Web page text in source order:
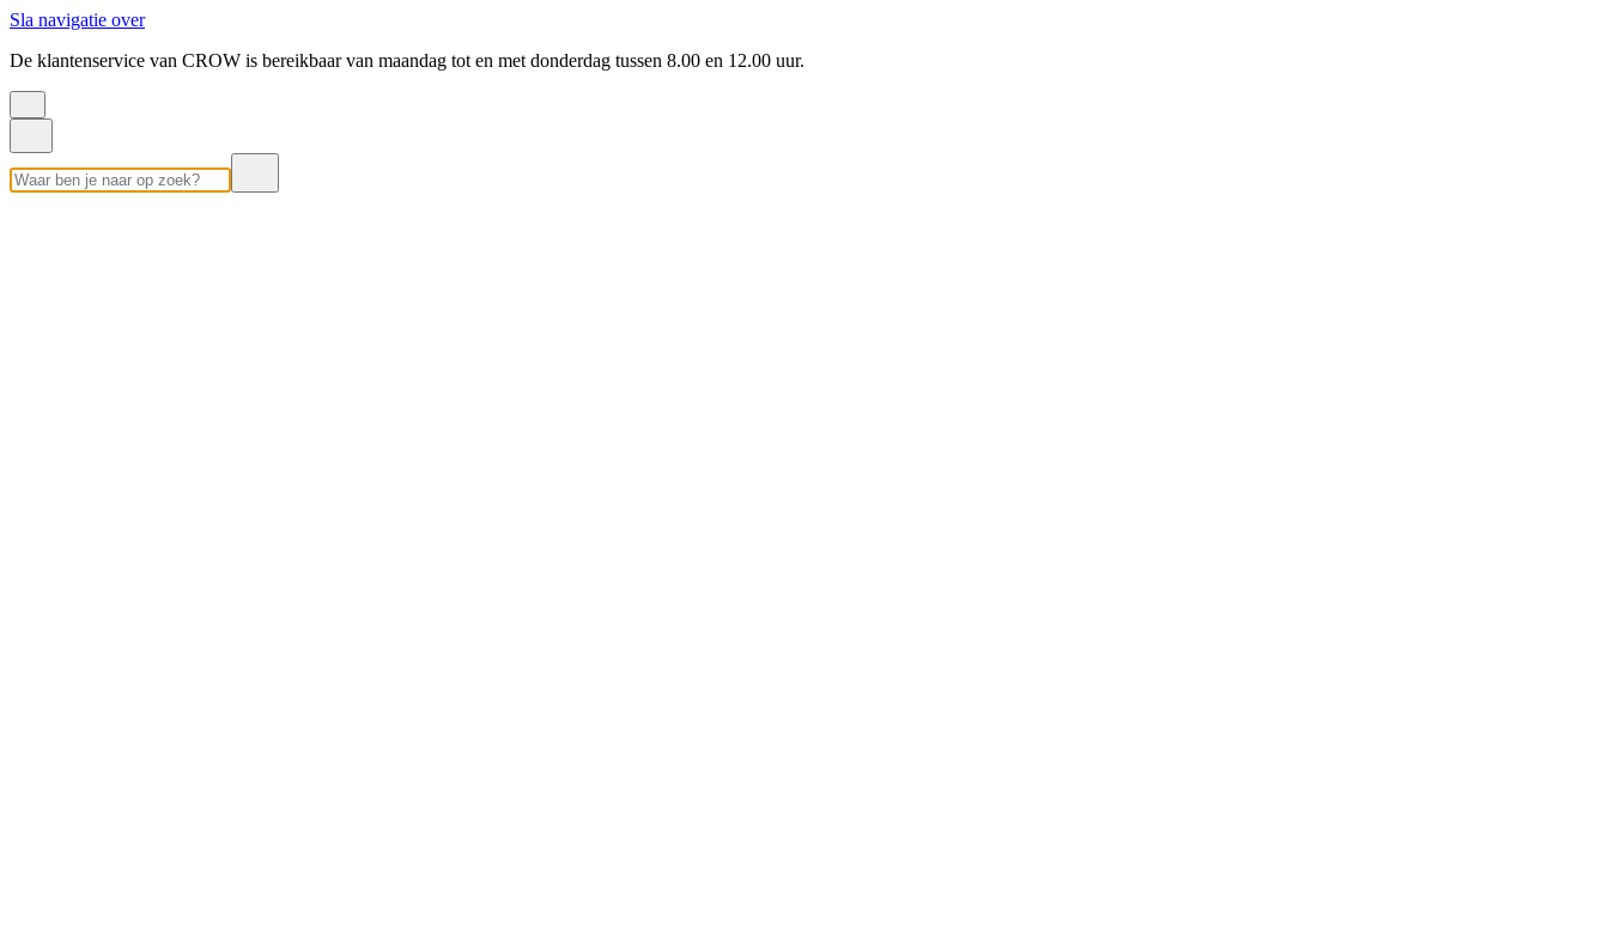
Sla navigatie over
De klantenservice van CROW is bereikbaar van maandag tot en met donderdag tussen 8.00 en 12.00 uur.